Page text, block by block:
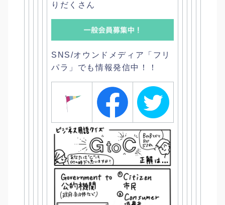
りだくさん
SNS/オウンドメディア「フリ
パラ」でも情報発信中！！